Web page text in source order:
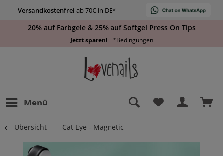
Versandkostenfrei ab 70€ in DE*
20% auf Farbgele & 25% auf Softgel Press On Tips
Jetzt sparen! *Bedingungen
Menü
Übersicht Cat Eye - Magnetic